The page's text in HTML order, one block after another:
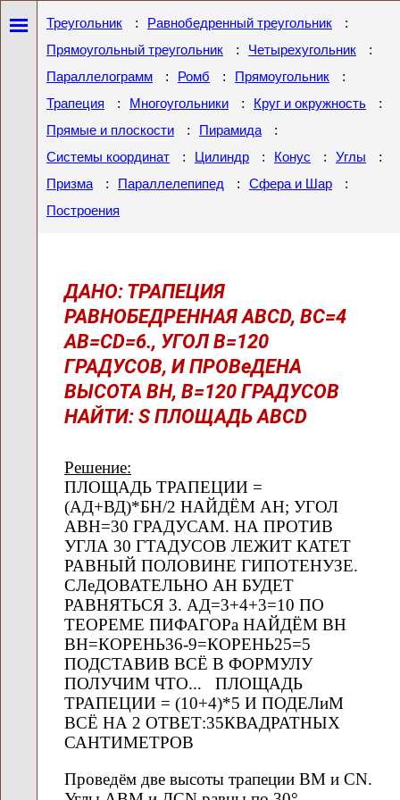
Треугольник : Равнобедренный треугольник :
Прямоугольный треугольник : Четырехугольник :
Параллелограмм : Ромб : Прямоугольник :
Трапеция : Многоугольники : Круг и окружность :
Прямые и плоскости : Пирамида :
Системы координат : Цилиндр : Конус : Углы :
Призма : Параллелепипед : Сфера и Шар :
Построения
ДАНО: ТРАПЕЦИЯ
РАВНОБЕДРЕННАЯ ABCD, BC=4
AB=CD=6., УГОЛ В=120
ГРАДУСОВ, И ПРОВеДЕНА
ВЫСОТА BH, B=120 ГРАДУСОВ
НАЙТИ: S ПЛОЩАДЬ ABCD
Решение:
ПЛОЩАДЬ ТРАПЕЦИИ =
(АД+ВД)*БН/2 НАЙДЁМ АН; УГОЛ
АВН=30 ГРАДУСАМ. НА ПРОТИВ
УГЛА 30 ГТАДУСОВ ЛЕЖИТ КАТЕТ
РАВНЫЙ ПОЛОВИНЕ ГИПОТЕНУЗЕ.
СЛеДОВАТЕЛЬНО АН БУДЕТ
РАВНЯТЬСЯ 3. АД=3+4+3=10 ПО
ТЕОРЕМЕ ПИФАГОРа НАЙДЁМ ВН
ВН=КОРЕНЬ36-9=КОРЕНЬ25=5
ПОДСТАВИВ ВСЁ В ФОРМУЛУ
ПОЛУЧИМ ЧТО... ПЛОЩАДЬ
ТРАПЕЦИИ = (10+4)*5 И ПОДЕЛиМ
ВСЁ НА 2 ОТВЕТ:35КВАДРАТНЫХ
САНТИМЕТРОВ
Проведём две высоты трапеции ВМ и СN.